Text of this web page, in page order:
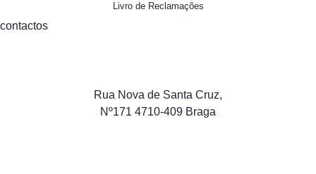
Livro de Reclamações
contactos
Rua Nova de Santa Cruz,
Nº171 4710-409 Braga